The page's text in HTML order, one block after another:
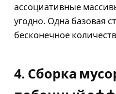
ассоциативные
угодно. Одна базовая
бесконечное
4. Сборка